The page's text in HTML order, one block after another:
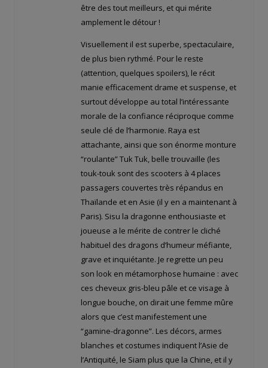
être des tout meilleurs, et qui mérite
amplement le détour !
Visuellement il est superbe, spectaculaire,
de plus bien rythmé. Pour le reste
(attention, quelques spoilers), le récit
manie efficacement drame et suspense, et
surtout développe au total l’intéressante
morale de la confiance réciproque comme
seule clé de l’harmonie. Raya est
attachante, ainsi que son énorme monture
“roulante” Tuk Tuk, belle trouvaille (les
touk-touk sont des scooters à 4 places
passagers couvertes très répandus en
Thaïlande et en Asie (il y en a maintenant à
Paris). Sisu la dragonne enthousiaste et
joueuse a le mérite de contrer le cliché
habituel des dragons d’humeur méfiante,
grave et inquiétante. Je regrette un peu
son look en métamorphose humaine : avec
ces cheveux gris-bleu pâle et ce visage à
longue bouche, on dirait une femme mûre
alors que c’est manifestement une
“gamine-dragonne”. Les décors, armes
blanches et costumes indiquent l’Asie de
l’Antiquité, le Siam plus que la Chine, et il y